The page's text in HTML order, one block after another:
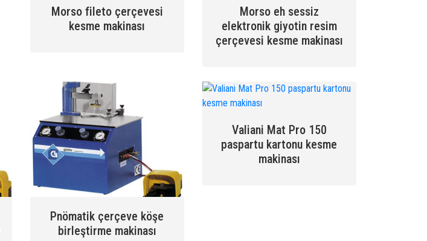
Morso fileto çerçevesi
kesme makinası
Morso eh sessiz
elektronik giyotin resim
çerçevesi kesme makinası
Pnömatik çerçeve köşe
birleştirme makinası
Valiani Mat Pro 150
paspartu kartonu kesme
makinası